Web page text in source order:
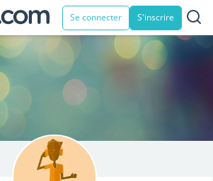
Se connecter S'inscrire